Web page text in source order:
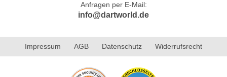
Anfragen per E-Mail:
info@dartworld.de
Impressum AGB Datenschutz Widerrufsrecht